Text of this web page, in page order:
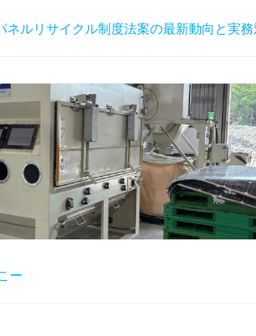
ネルリサイクル制度法案の最新動向と実務
ー